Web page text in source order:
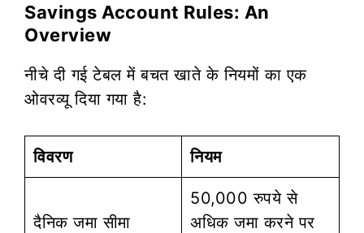
Savings Account Rules: An
Overview
नीचे दी गई टेबल में बचत खाते के नियमों का एक
ओवरव्यू दिया गया है:
विवरण नियम
दैनिक जमा सीमा
50,000 रुपये से
अधिक जमा करने पर